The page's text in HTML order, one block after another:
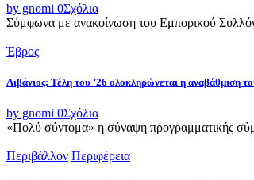
by gnomi 0Σχόλια
Σύμφωνα με ανακοίνωση του Εμπορικού
Έβρος
Λιβάνιος: Τέλη του ’26 ολοκληρώνεται η αναβάθμιση
by gnomi 0Σχόλια
«Πολύ σύντομα» η σύναψη προγραμματικής
Περιβάλλον Περιφέρεια